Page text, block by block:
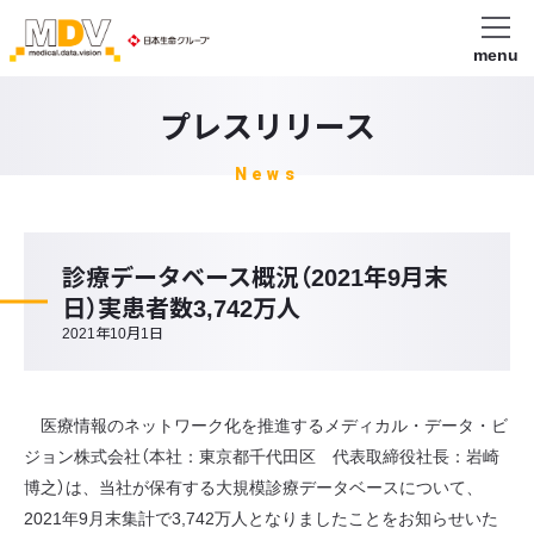
menu
プレスリリース
News
診療データベース概況（2021年9月末
日）実患者数3,742万人
2021年10月1日
医療情報のネットワーク化を推進するメディカル・データ・ビ
ジョン株式会社（本社：東京都千代田区 代表取締役社長：岩崎
博之）は、当社が保有する大規模診療データベースについて、
2021年9月末集計で3,742万人となりましたことをお知らせいた